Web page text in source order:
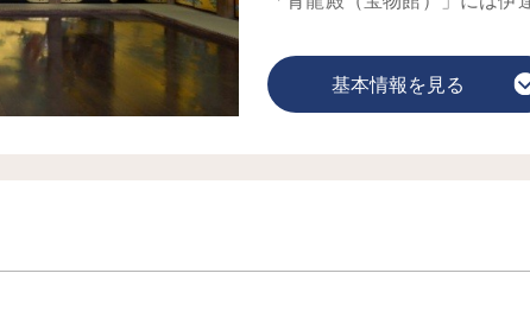
岩手県平泉の「中尊寺」と「
もに「四寺廻廊」の巡礼地の
「円通院」と隣接しており、
基本情報を見る